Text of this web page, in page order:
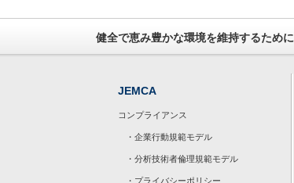
健全で恵み豊かな環境を維持するために
JEMCA
コンプライアンス
・企業行動規範モデル
・分析技術者倫理規範モデル
・プライバシーポリシー